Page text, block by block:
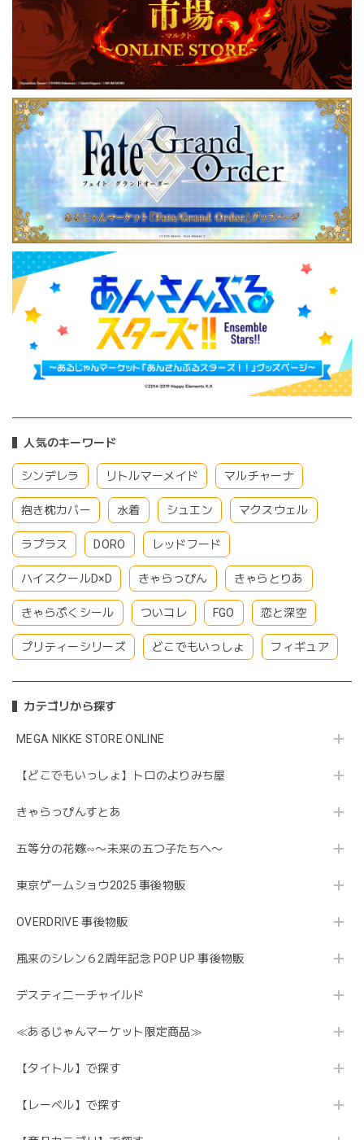
人気のキーワード
シンデレラ リトルマーメイド マルチャーナ
抱き枕カバー 水着 シュエン マクスウェル
ラプラス DORO レッドフード
ハイスクールD×D きゃらっぴん きゃらとりあ
きゃらぷくシール ついコレ FGO 恋と深空
プリティーシリーズ どこでもいっしょ フィギュア
カテゴリから探す
MEGA NIKKE STORE ONLINE
【どこでもいっしょ】トロのよりみち屋
きゃらっぴんすとあ
五等分の花嫁∽〜未来の五つ子たちへ〜
東京ゲームショウ2025 事後物販
OVERDRIVE 事後物販
風来のシレン６2周年記念 POP UP 事後物販
デスティニーチャイルド
≪あるじゃんマーケット限定商品≫
【タイトル】で探す
【レーベル】で探す